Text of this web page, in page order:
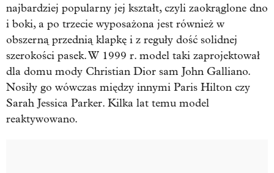
najbardziej popularny jej kształt, czyli zaokrąglone dno
i boki, a po trzecie wyposażona jest również w
obszerną przednią klapkę i z reguły dość solidnej
szerokości pasek. W 1999 r. model taki zaprojektował
dla domu mody Christian Dior sam John Galliano.
Nosiły go wówczas między innymi Paris Hilton czy
Sarah Jessica Parker. Kilka lat temu model
reaktywowano.